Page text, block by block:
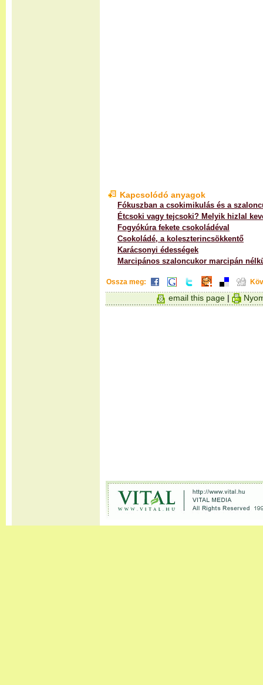
Kapcsolódó anyagok
Fókuszban a csokimikulás és a
Étcsoki vagy tejcsoki? Melyik hizlal
Fogyókúra fekete csokoládéval
Csokoládé, a koleszterincsökkentő
Karácsonyi édességek
Marcipános szaloncukor marcipán
Ossza meg:
email this page |